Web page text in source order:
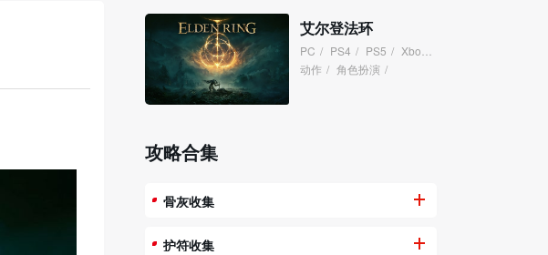
艾尔登法环
PC / PS4 / PS5 / XboxOne
动作 / 角色扮演 /
攻略合集
骨灰收集
护符收集